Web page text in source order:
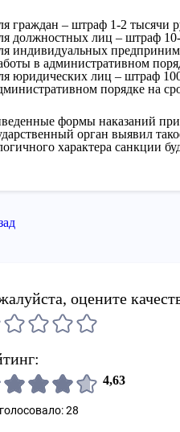
граждан – штраф 1-2 тысячи
должностных лиц – штраф
индивидуальных
в административном
юридических лиц – штраф
порядке на
формы наказаний
орган выявил
характера санкции
оцените
4,63
28